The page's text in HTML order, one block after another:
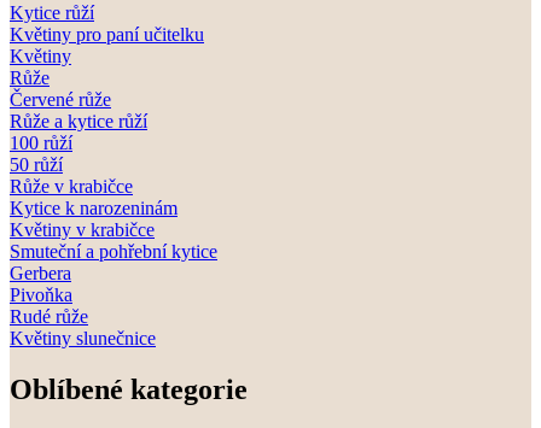
Kytice růží
Květiny pro paní učitelku
Květiny
Růže
Červené růže
Růže a kytice růží
100 růží
50 růží
Růže v krabičce
Kytice k narozeninám
Květiny v krabičce
Smuteční a pohřební kytice
Gerbera
Pivoňka
Rudé růže
Květiny slunečnice
Oblíbené kategorie